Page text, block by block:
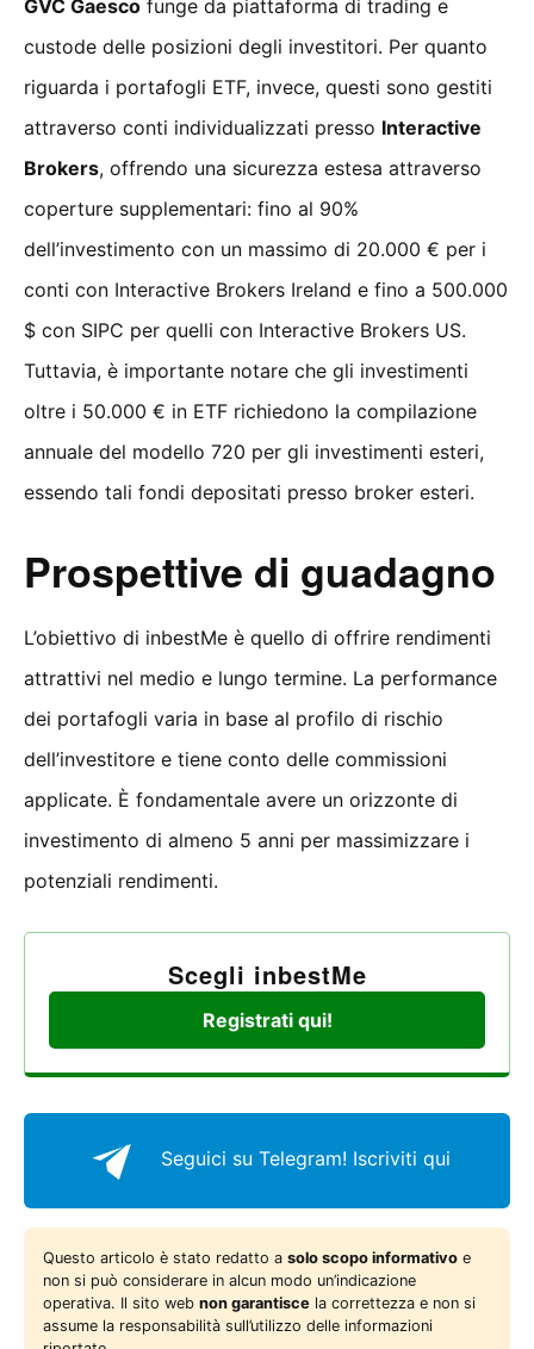
GVC Gaesco funge da piattaforma di trading e
custode delle posizioni degli investitori. Per quanto
riguarda i portafogli ETF, invece, questi sono gestiti
attraverso conti individualizzati presso Interactive
Brokers, offrendo una sicurezza estesa attraverso
coperture supplementari: fino al 90%
dell’investimento con un massimo di 20.000 € per i
conti con Interactive Brokers Ireland e fino a 500.000
$ con SIPC per quelli con Interactive Brokers US.
Tuttavia, è importante notare che gli investimenti
oltre i 50.000 € in ETF richiedono la compilazione
annuale del modello 720 per gli investimenti esteri,
essendo tali fondi depositati presso broker esteri.
Prospettive di guadagno
L’obiettivo di inbestMe è quello di offrire rendimenti
attrattivi nel medio e lungo termine. La performance
dei portafogli varia in base al profilo di rischio
dell’investitore e tiene conto delle commissioni
applicate. È fondamentale avere un orizzonte di
investimento di almeno 5 anni per massimizzare i
potenziali rendimenti.
Scegli inbestMe
Registrati qui!
Seguici su Telegram! Iscriviti qui
Questo articolo è stato redatto a solo scopo informativo e
non si può considerare in alcun modo un’indicazione
operativa. Il sito web non garantisce la correttezza e non si
assume la responsabilità sull’utilizzo delle informazioni